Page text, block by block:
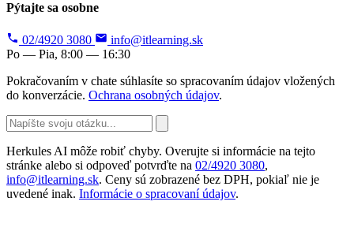
Pýtajte sa osobne
02/4920 3080
info@itlearning.sk
Po — Pia, 8:00 — 16:30
Pokračovaním v chate súhlasíte so spracovaním údajov vložených
do konverzácie. Ochrana osobných údajov.
Herkules AI môže robiť chyby. Overujte si informácie na tejto
stránke alebo si odpoveď potvrďte na 02/4920 3080,
info@itlearning.sk. Ceny sú zobrazené bez DPH, pokiaľ nie je
uvedené inak. Informácie o spracovaní údajov.